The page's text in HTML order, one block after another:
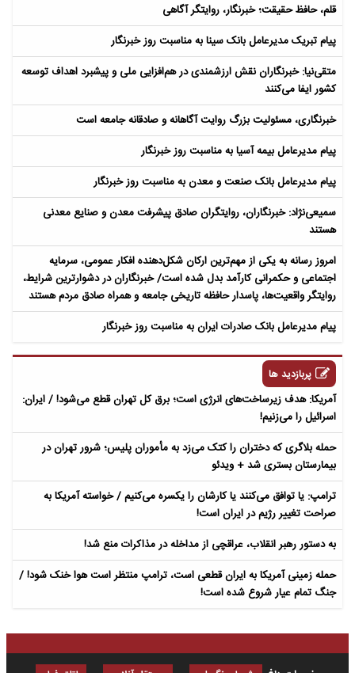
قلم، حافظ حقیقت؛ خبرنگار، روایتگر آگاهی
پیام تبریک مدیرعامل بانک سینا به مناسبت روز خبرنگار
متقی‌نیا: خبرنگاران نقش ارزشمندی در هم‌افزایی ملی و پیشبرد اهداف توسعه
کشور ایفا می‌کنند
خبرنگاری، مسئولیت بزرگ روایت آگاهانه و صادقانه جامعه است
پیام مدیرعامل بیمه آسیا به مناسبت روز خبرنگار
پیام مدیرعامل بانک صنعت و معدن به مناسبت روز خبرنگار
سمیعی‌نژاد: خبرنگاران، روایتگران صادق پیشرفت معدن و صنایع معدنی
هستند
امروز رسانه به یکی از مهم‌ترین ارکان شکل‌دهنده افکار عمومی، سرمایه
اجتماعی و حکمرانی کارآمد بدل شده است/ خبرنگاران در دشوارترین شرایط،
روایتگر واقعیت‌ها، پاسدار حافظه تاریخی جامعه و همراه صادق مردم هستند
پیام مدیرعامل بانک صادرات ایران به مناسبت روز خبرنگار
پربازدید ها
آمریکا: هدف زیرساخت‌های انرژی است؛ برق کل تهران قطع می‌شود! / ایران:
اسرائیل را می‌زنیم!
حمله بلاگری که دختران را کتک می‌زد به مأموران پلیس؛ شرور تهران در
بیمارستان بستری شد + ویدئو
ترامپ: یا توافق می‌کنند یا کارشان را یکسره می‌کنیم / خواسته آمریکا به
صراحت تغییر رژیم در ایران است!
به دستور رهبر انقلاب، عراقچی از مداخله در مذاکرات منع شد!
حمله زمینی آمریکا به ایران قطعی است، ترامپ منتظر است هوا خنک شود! /
جنگ تمام عیار شروع شده است!